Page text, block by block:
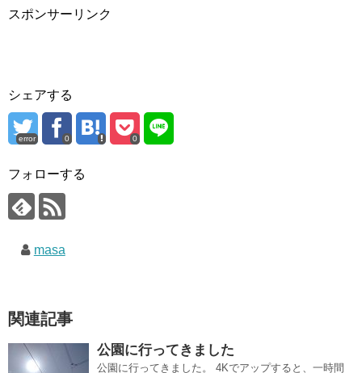
スポンサーリンク
シェアする
error 0 0
フォローする
masa
関連記事
公園に行ってきました
公園に行ってきました。 4Kでアップすると、一時間